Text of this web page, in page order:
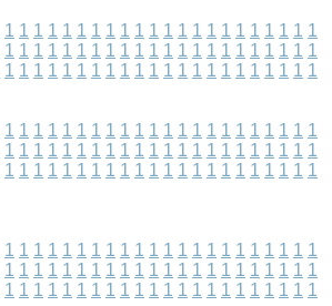
1 1 1 1 1 1 1 1 1 1 1 1 1 1 1 1 1 1 1 1 1 1
1 1 1 1 1 1 1 1 1 1 1 1 1 1 1 1 1 1 1 1 1 1
1 1 1 1 1 1 1 1 1 1 1 1 1 1 1 1 1 1 1 1 1 1
1 1 1 1 1 1 1 1 1 1 1 1 1 1 1 1 1 1 1 1 1 1
1 1 1 1 1 1 1 1 1 1 1 1 1 1 1 1 1 1 1 1 1 1
1 1 1 1 1 1 1 1 1 1 1 1 1 1 1 1 1 1 1 1 1 1
1 1 1 1 1 1 1 1 1 1 1 1 1 1 1 1 1 1 1 1 1 1
1 1 1 1 1 1 1 1 1 1 1 1 1 1 1 1 1 1 1 1 1 1
1 1 1 1 1 1 1 1 1 1 1 1 1 1 1 1 1 1 1 1 1 1